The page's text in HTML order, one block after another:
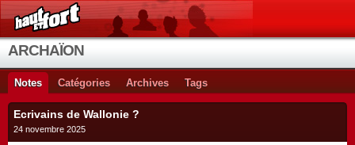
ARCHAÏON
Notes Catégories Archives Tags
Ecrivains de Wallonie ?
24 novembre 2025